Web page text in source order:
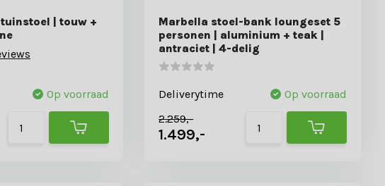
| touw +
Op voorraad
Marbella stoel-bank loungeset 5
personen | aluminium + teak |
antraciet | 4-delig
Deliverytime
Op voorraad
2.259,-
1.499,-